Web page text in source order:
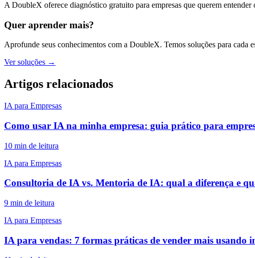
A DoubleX oferece diagnóstico gratuito para empresas que querem
Quer aprender mais?
Aprofunde seus conhecimentos com a DoubleX. Temos soluções para cada
Ver soluções →
Artigos relacionados
IA para Empresas
Como usar IA na minha empresa: guia prático para
10 min de leitura
IA para Empresas
Consultoria de IA vs. Mentoria de IA: qual a diferença e
9 min de leitura
IA para Empresas
IA para vendas: 7 formas práticas de vender mais usando